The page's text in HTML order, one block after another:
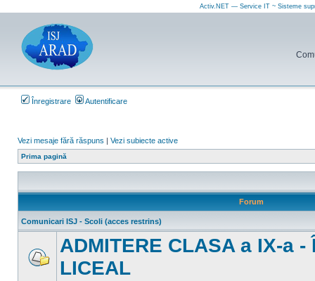
Activ.NET — Service IT ~ Sisteme
Înregistrare Autentificare
Vezi mesaje fără răspuns | Vezi subiecte active
Prima pagină
Forum
Comunicari ISJ - Scoli (acces restrins)
ADMITERE CLASA a IX-a -
LICEAL